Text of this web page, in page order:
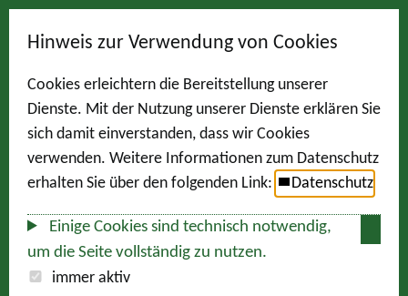
Hinweis zur Verwendung von Cookies
Cookies erleichtern die Bereitstellung unserer
Dienste. Mit der Nutzung unserer Dienste erklären Sie
sich damit einverstanden, dass wir Cookies
verwenden. Weitere Informationen zum Datenschutz
erhalten Sie über den folgenden Link:
Datenschutz
Einige Cookies sind technisch notwendig,
um die Seite vollständig zu nutzen.
immer aktiv